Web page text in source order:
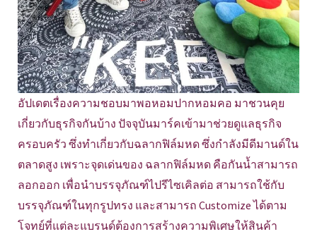
อัปเดตเรื่องความชอบมาพอหอมปากหอมคอ มาชวนคุย
เกี่ยวกับธุรกิจกันบ้าง ปัจจุบันมาร์คเข้ามาช่วยดูแลธุรกิจ
ครอบครัว ซึ่งทำเกี่ยวกับฉลากฟิล์มหด ซึ่งกำลังมีดีมานด์ใน
ตลาดสูง เพราะจุดเด่นของ ฉลากฟิล์มหด คือกันน้ำสามารถ
ลอกออก เพื่อนำบรรจุภัณฑ์ไปรีไซเคิลต่อ สามารถใช้กับ
บรรจุภัณฑ์ในทุกรูปทรง และสามารถ Customize ได้ตาม
โจทย์ที่แต่ละแบรนด์ต้องการสร้างความพิเศษให้สินค้า